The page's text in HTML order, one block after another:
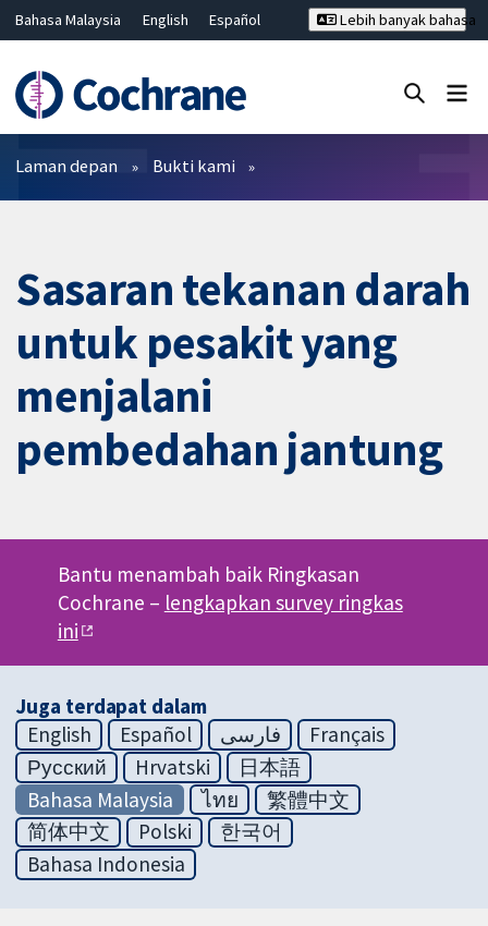
Bahasa Malaysia English
Español
Hrvatski
Deutsch ไทย
繁體中文
简体中文
Lebih banyak bahasa
Penapis
Laman depan Bukti kami
Sasaran tekanan darah
untuk pesakit yang
menjalani
pembedahan jantung
Bantu menambah baik Ringkasan
Cochrane – lengkapkan survey ringkas
ini
Juga terdapat dalam
English
Español فارسی
Français
Русский
Hrvatski
日本語
Bahasa Malaysia
ไทย
繁體中文
简体中文
Polski
한국어
Bahasa Indonesia